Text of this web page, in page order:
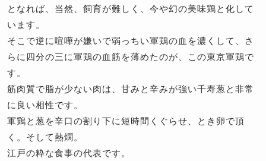
となれば、当然、飼育が難しく、今や幻の美味鶏と化して
います。
そこで逆に喧嘩が嫌いで弱っちい軍鶏の血を濃くして、さ
らに四分の三に軍鶏の血筋を薄めたのが、この東京軍鶏で
す。
筋肉質で脂が少ない肉は、甘みと辛みが強い千寿葱と非常
に良い相性です。
軍鶏と葱を辛口の割り下に短時間くぐらせ、とき卵で頂
く。そして熱燗。
江戸の粋な食事の代表です。